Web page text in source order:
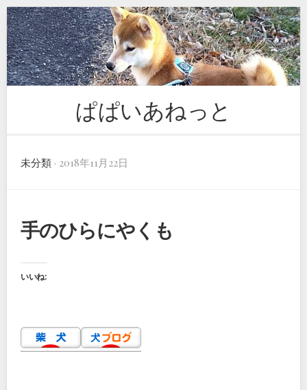
Skip
to
content
ぱぱいあねっと
未分類 · 2018年11月22日
手のひらにやくも
いいね: